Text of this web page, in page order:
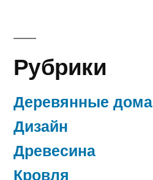
Рубрики
Деревянные дома
Дизайн
Древесина
Кровля